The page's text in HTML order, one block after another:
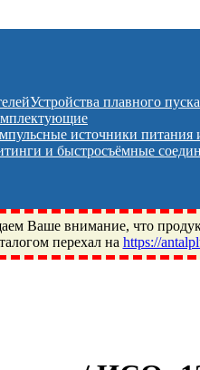
Устройства плавного
источники
и быстросъёмные
Ваше внимание, что
перехал на https://
Щелково,
ГПЗ, Neutral, WHX,